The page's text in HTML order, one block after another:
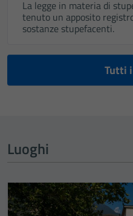
La legge in materia di
tenuto un apposito
sostanze stupefacenti.
Tutti
Luoghi